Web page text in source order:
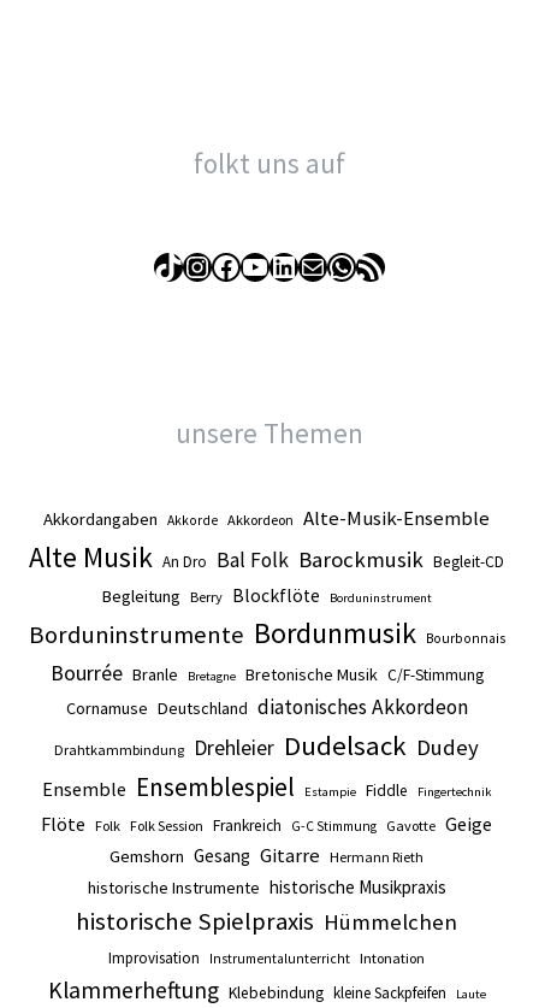
folkt uns auf
TikTok
Instagram
Facebook
YouTube
LinkedIn
E-MailWhatsApp
RSS-Feed
unsere Themen
Akkordangaben Akkorde Akkordeon Alte-Musik-Ensemble
Alte Musik An Dro Bal Folk Barockmusik Begleit-CD
Begleitung Berry Blockflöte Borduninstrument
Borduninstrumente Bordunmusik Bourbonnais
Bourrée Branle Bretagne Bretonische Musik C/F-Stimmung
Cornamuse Deutschland diatonisches Akkordeon
Drahtkammbindung Drehleier Dudelsack Dudey
Ensemble Ensemblespiel Estampie Fiddle Fingertechnik
Flöte Folk Folk Session Frankreich G-C Stimmung Gavotte Geige
Gemshorn Gesang Gitarre Hermann Rieth
historische Instrumente historische Musikpraxis
historische Spielpraxis Hümmelchen
Improvisation Instrumentalunterricht Intonation
Klammerheftung Klebebindung kleine Sackpfeifen Laute